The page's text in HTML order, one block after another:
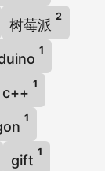
树莓派
2
1
c++
1
1
gift
1